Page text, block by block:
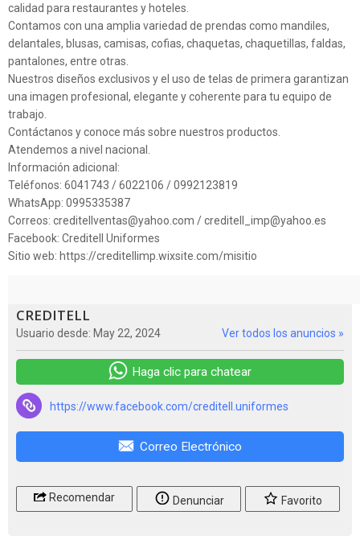
calidad para restaurantes y hoteles.
Contamos con una amplia variedad de prendas como mandiles,
delantales, blusas, camisas, cofias, chaquetas, chaquetillas, faldas,
pantalones, entre otras.
Nuestros diseños exclusivos y el uso de telas de primera garantizan
una imagen profesional, elegante y coherente para tu equipo de
trabajo.
Contáctanos y conoce más sobre nuestros productos.
Atendemos a nivel nacional.
Información adicional:
Teléfonos: 6041743 / 6022106 / 0992123819
WhatsApp: 0995335387
Correos: creditellventas@yahoo.com / creditell_imp@yahoo.es
Facebook: Creditell Uniformes
Sitio web: https://creditellimp.wixsite.com/misitio
CREDITELL
Usuario desde: May 22, 2024 Ver todos los anuncios »
Haga clic para chatear
https://www.facebook.com/creditell.uniformes
Correo Electrónico
Recomendar Denunciar Favorito